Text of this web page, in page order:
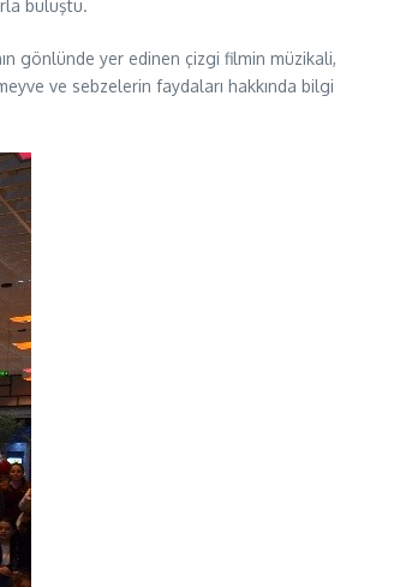
buluştu.
gönlünde yer edinen çizgi filmin müzikali,
ve sebzelerin faydaları hakkında bilgi